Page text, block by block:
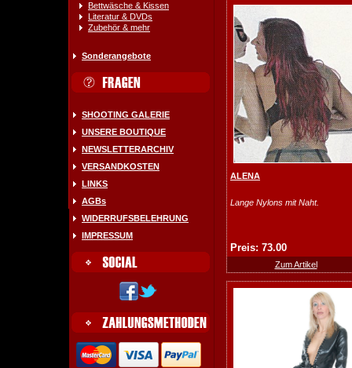
Bettwäsche & Kissen
Literatur & DVDs
Zubehör & mehr
Sonderangebote
SHOOTING GALERIE
UNSERE BOUTIQUE
NEWSLETTERARCHIV
VERSANDKOSTEN
LINKS
AGBs
WIDERRUFSBELEHRUNG
IMPRESSUM
ALENA
Lange Nylons mit Naht.
Preis: 73.00
Zum Artikel